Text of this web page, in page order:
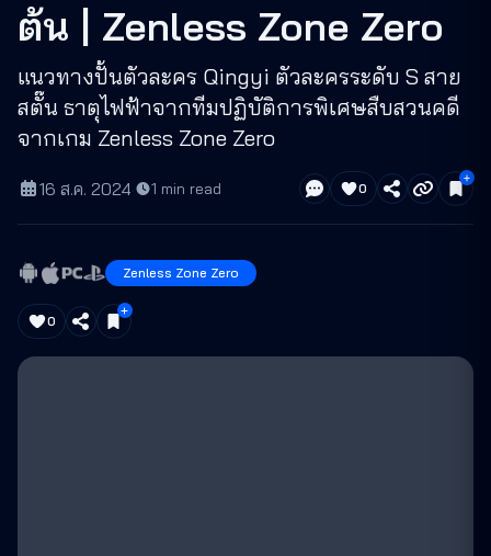
ต้น | Zenless Zone Zero
แนวทางปั้นตัวละคร Qingyi ตัวละครระดับ S สาย
สตั๊น ธาตุไฟฟ้าจากทีมปฏิบัติการพิเศษสืบสวนคดี
จากเกม Zenless Zone Zero
16 ส.ค. 2024· 1 min read 0
Zenless Zone Zero
0